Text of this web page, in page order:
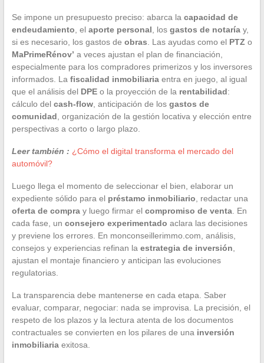
Se impone un presupuesto preciso: abarca la capacidad de
endeudamiento , el aporte personal , los gastos de notaríay,
si es necesario, los gastos de obras . Las ayudas como el PTZ o
MaPrimeRénov’ a veces ajustan el plan de financiación,
especialmente para los compradores primerizos y los inversores
informados. La fiscalidad inmobiliariaentra en juego, al igual
que el análisis del DPEo la proyección de la rentabilidad:
cálculo del cash-flow, anticipación de los gastos de
comunidad , organización de la gestión locativa y elección entre
perspectivas a corto o largo plazo.
Leer también : ¿Cómo el digital transforma el mercado del
automóvil?
Luego llega el momento de seleccionar el bien, elaborar un
expediente sólido para el préstamo inmobiliario , redactar una
oferta de compray luego firmar el compromiso de venta. En
cada fase, un consejero experimentado aclara las decisiones
y previene los errores. En monconseillerimmo.com, análisis,
consejos y experiencias refinan la estrategia de inversión
ajustan el montaje financiero y anticipan las evoluciones
regulatorias.
La transparencia debe mantenerse en cada etapa. Saber
evaluar, comparar, negociar: nada se improvisa. La precisión, el
respeto de los plazos y la lectura atenta de los documentos
contractuales se convierten en los pilares de una inversión
inmobiliariaexitosa.